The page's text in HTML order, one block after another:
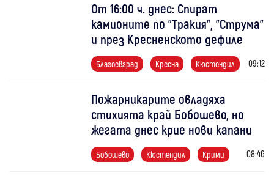
От 16:00 ч. днес: Спират
камионите по "Тракия", "Струма"
и през Кресненското дефиле
Благоевград Кресна Кюстендил 09:12
Пожарникарите овладяха
стихията край Бобошево, но
жегата днес крие нови капани
Бобошево Кюстендил Крими 08:46